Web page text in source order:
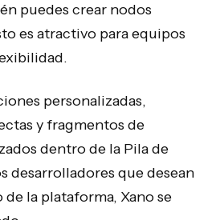
puedes crear nodos
es atractivo para equipos
personalizadas,
y fragmentos de
dentro de la Pila de
desarrolladores que desean
la plataforma, Xano se